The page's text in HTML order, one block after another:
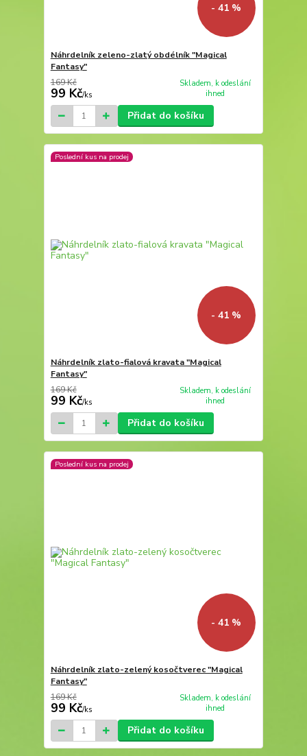
- 41 %
Náhrdelník zeleno-zlatý obdélník "Magical
Fantasy"
169 Kč
99 Kč/ks
Skladem, k odeslání
ihned
Přidat do košíku
Poslední kus na prodej
- 41 %
Náhrdelník zlato-fialová kravata "Magical
Fantasy"
169 Kč
99 Kč/ks
Skladem, k odeslání
ihned
Přidat do košíku
Poslední kus na prodej
- 41 %
Náhrdelník zlato-zelený kosočtverec "Magical
Fantasy"
169 Kč
99 Kč/ks
Skladem, k odeslání
ihned
Přidat do košíku